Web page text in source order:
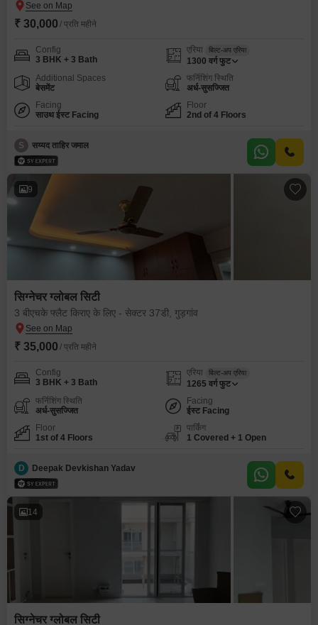
₹ 30,000 / प्रति महीने
Config
3 BHK + 3 Bath
एरिया बिल्ट-अप एरिया
1300 वर्ग फुट
Additional Spaces
बेसमेंट
फर्निशिंग स्थिति
अर्ध-सुसज्जित
Facing
साउथ ईस्ट Facing
Floor
2nd of 4 Floors
S सय्यद ताहिर जमाल
9
सिग्नेचर ग्लोबल सिटी
3 बीएचके फ्लैट किराए के लिए - सेक्टर 37डी, गुड़गांव
₹ 35,000 / प्रति महीने
Config
3 BHK + 3 Bath
एरिया बिल्ट-अप एरिया
1265 वर्ग फुट
फर्निशिंग स्थिति
अर्ध-सुसज्जित
Facing
ईस्ट Facing
Floor
1st of 4 Floors
पार्किंग
1 Covered + 1 Open
D Deepak Devkishan Yadav
14
सिग्नेचर ग्लोबल सिटी